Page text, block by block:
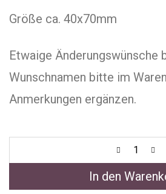
Größe ca. 40x70mm
Etwaige Änderungswünsche
Wunschnamen bitte im
Anmerkungen ergänzen.
In den